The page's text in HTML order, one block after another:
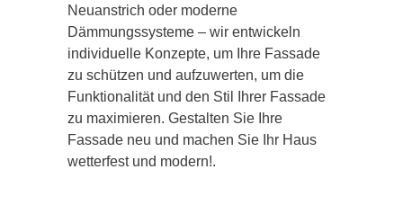
Neuanstrich oder moderne
Dämmungssysteme – wir entwickeln
individuelle Konzepte, um Ihre Fassade
zu schützen und aufzuwerten, um die
Funktionalität und den Stil Ihrer Fassade
zu maximieren. Gestalten Sie Ihre
Fassade neu und machen Sie Ihr Haus
wetterfest und modern!.